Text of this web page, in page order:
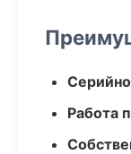
Работа